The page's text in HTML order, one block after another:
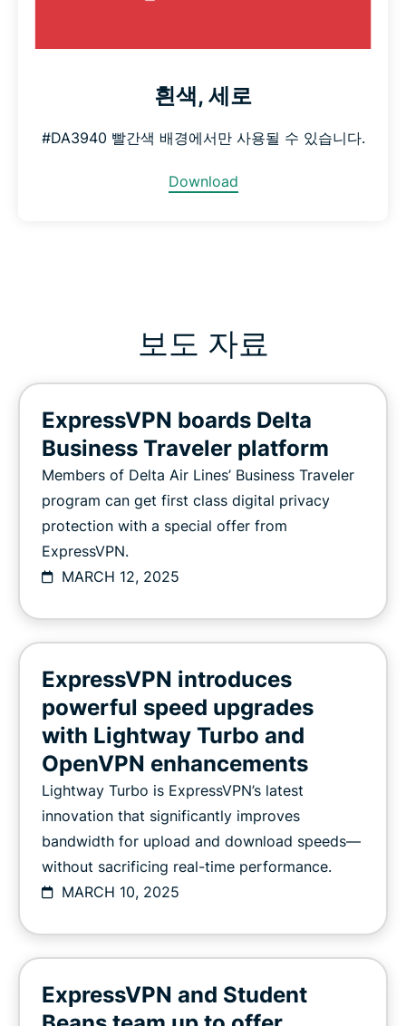
흰색, 세로
#DA3940 빨간색 배경에서만 사용될 수 있습니다.
Download
보도 자료
ExpressVPN boards Delta
Business Traveler platform
Members of Delta Air Lines’ Business Traveler
program can get first class digital privacy
protection with a special offer from
ExpressVPN.
MARCH 12, 2025
ExpressVPN introduces
powerful speed upgrades
with Lightway Turbo and
OpenVPN enhancements
Lightway Turbo is ExpressVPN’s latest
innovation that significantly improves
bandwidth for upload and download speeds—
without sacrificing real-time performance.
MARCH 10, 2025
ExpressVPN and Student